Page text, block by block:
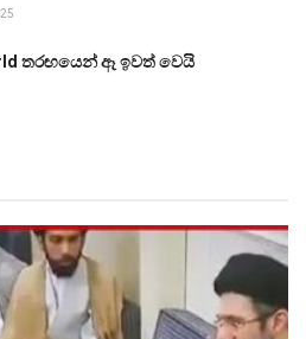
තරඟයෙන් ඈ ඉවත් වෙයි